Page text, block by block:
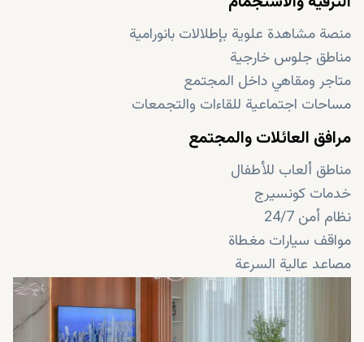
منصة مشاهدة علوية بإطلالات بانورامية
مناطق جلوس خارجية
متاجر ومقاهي داخل المجتمع
مساحات اجتماعية للقاءات والتجمعات
مرافق العائلات والمجتمع
مناطق ألعاب للأطفال
خدمات كونسيرج
نظام أمن 24/7
مواقف سيارات مغطاة
مصاعد عالية السرعة